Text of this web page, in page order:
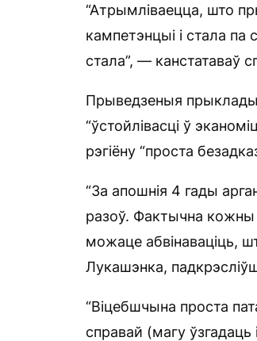
“Атрымліваецца, што
кампетэнцыі і стала па
стала”, — канстатаваў
Прыведзеныя
“ўстойлівасці ў
рэгіёну “проста
“За апошнія 4 гады
разоў. Фактычна кожны
можаце абвінаваціць,
Лукашэнка,
“Віцебшчына проста
справай (магу ўзгадаць